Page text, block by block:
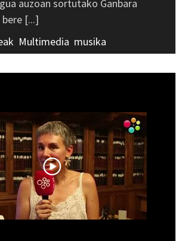
auzoan sortutako Ganbara
[...]
Multimedia musika